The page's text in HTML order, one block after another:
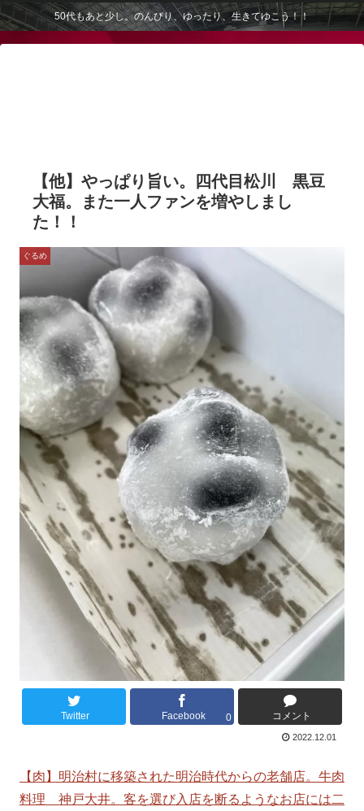
50代もあと少し。のんびり、ゆったり、生きてゆこう！！
【他】やっぱり旨い。四代目松川 黒豆
大福。また一人ファンを増やしまし
た！！
ぐるめ
Twitter Facebook 0 コメント
2022.12.01
【肉】明治村に移築された明治時代からの老舗店。牛肉
料理 神戸大井。客を選び入店を断るようなお店には二